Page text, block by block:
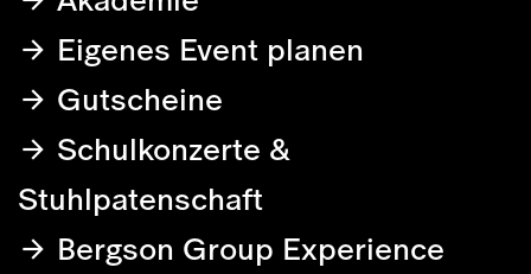
Eigenes Event planen
Gutscheine
Schulkonzerte &
Stuhlpatenschaft
Bergson Group Experience